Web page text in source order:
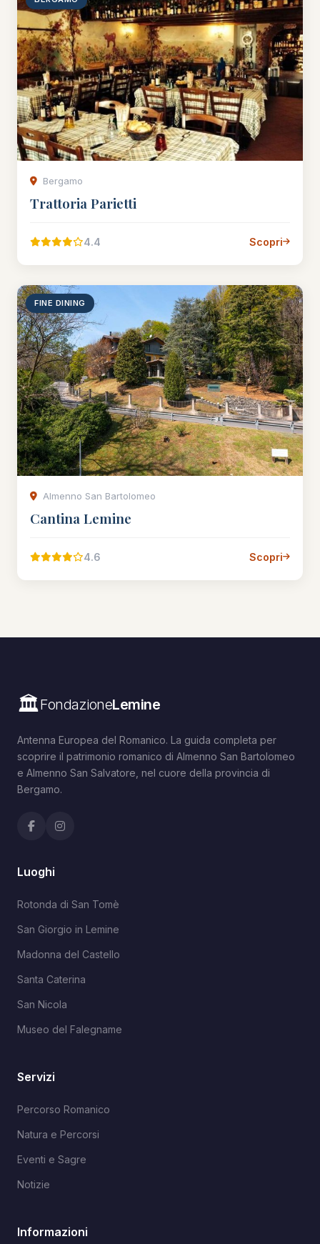
Bergamo
Trattoria Parietti
4.4 Scopri
FINE DINING
Almenno San Bartolomeo
Cantina Lemine
4.6 Scopri
🏛️FondazioneLemine
Antenna Europea del Romanico. La guida completa per
scoprire il patrimonio romanico di Almenno San Bartolomeo
e Almenno San Salvatore, nel cuore della provincia di
Bergamo.
Luoghi
Rotonda di San Tomè
San Giorgio in Lemine
Madonna del Castello
Santa Caterina
San Nicola
Museo del Falegname
Servizi
Percorso Romanico
Natura e Percorsi
Eventi e Sagre
Notizie
Informazioni